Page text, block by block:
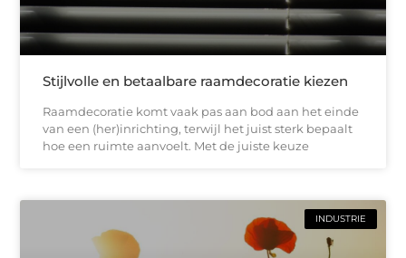
Stijlvolle en betaalbare raamdecoratie kiezen
Raamdecoratie komt vaak pas aan bod aan het einde
van een (her)inrichting, terwijl het juist sterk bepaalt
hoe een ruimte aanvoelt. Met de juiste keuze
INDUSTRIE